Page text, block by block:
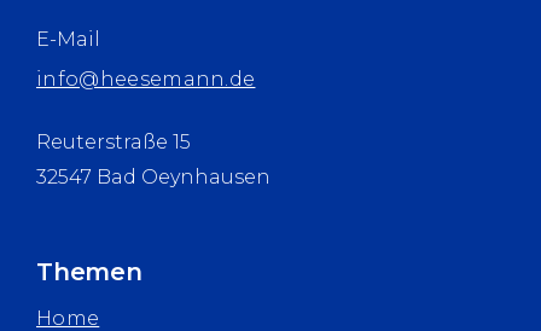
E-Mail
info@heesemann.de
Reuterstraße 15
32547 Bad Oeynhausen
Themen
Home